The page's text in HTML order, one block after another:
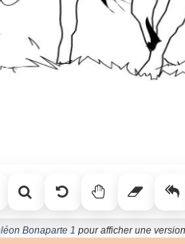
Bonaparte 1 pour afficher une